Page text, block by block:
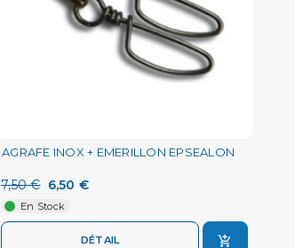
AGRAFE INOX + EMERILLON EPSEALON
7,50 € 6,50 €
En Stock
DÉTAIL